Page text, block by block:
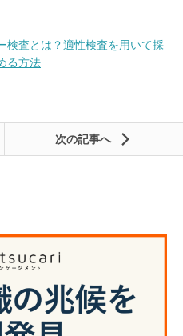
検査とは？適性検査を用いて採
る方法
次の記事